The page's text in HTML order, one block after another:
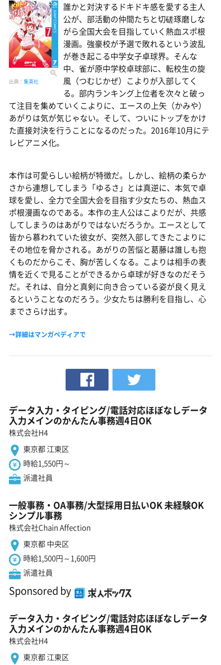
出典： 集英社
誰かと対決するドキドキ感を愛する主人
公が、部活動の仲間たちと切磋琢磨しな
がら全国大会を目指していく熱血スポ根
漫画。強豪校が予選で敗れるという波乱
が巻き起こる中学女子卓球界。そんな
中、雀が原中学校卓球部に、転校生の旋
風（つむじかぜ）こよりが入部してく
る。部内ランキング上位者を次々と破っ
て注目を集めていくこよりに、エースの上矢（かみや）
あがりは気が気じゃない。そして、ついにトップをかけ
た直接対決を行うことになるのだった。2016年10月にテ
レビアニメ化。
本作は可愛らしい絵柄が特徴だ。しかし、絵柄の柔らか
さから連想してしまう「ゆるさ」とは真逆に、本気で卓
球を愛し、全力で全国大会を目指す少女たちの、熱血ス
ポ根漫画なのである。本作の主人公はこよりだが、共感
してしまうのはあがりではないだろうか。エースとして
皆から慕われていた彼女が、突然入部してきたこよりに
その地位を脅かされる。あがりの苦悩と葛藤は誰しも抱
くものだからこそ、胸が苦しくなる。こよりは相手の表
情を近くで見ることができるから卓球が好きなのだそう
だ。それは、自分と真剣に向き合っている姿が良く見え
るということなのだろう。少女たちは勝利を目指し、心
までさらけ出す。
→詳細はマンガペディアで
データ入力・タイピング/電話対応ほぼなしデータ
入力メインのかんたん事務週4日OK
株式会社H4
東京都 江東区
時給1,550円～
派遣社員
一般事務・OA事務/大型採用日払いOK 未経験OK
シンプル事務
株式会社Chain Affection
東京都 中央区
時給1,500円～1,600円
派遣社員
Sponsored by
データ入力・タイピング/電話対応ほぼなしデータ
入力メインのかんたん事務週4日OK
株式会社H4
東京都 江東区